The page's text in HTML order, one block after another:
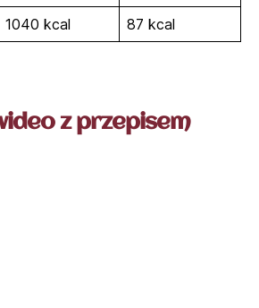
1040 kcal 87 kcal
z przepisem